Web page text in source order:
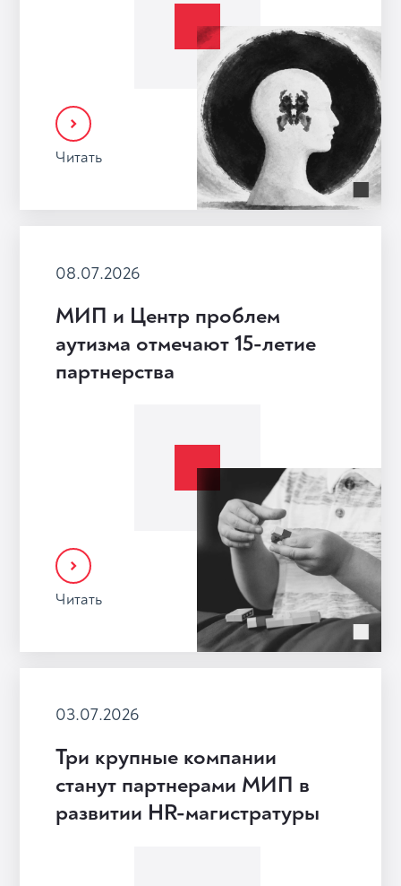
Читать
08.07.2026
МИП и Центр проблем
аутизма отмечают 15-летие
партнерства
Читать
03.07.2026
Три крупные компании
станут партнерами МИП в
развитии HR-магистратуры